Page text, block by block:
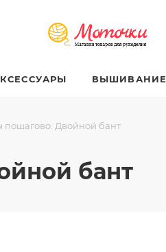
ВЫШИВАНИЕ
пошагово: Двойной бант
бант